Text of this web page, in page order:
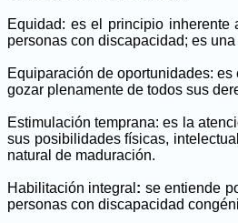
Equidad: es el principio
personas con discapacidad; es
Equiparación de oportunidades:
gozar plenamente de todos sus
Estimulación temprana: es la
sus posibilidades físicas,
natural de maduración.
Habilitación integral : se entiende
personas con discapacidad